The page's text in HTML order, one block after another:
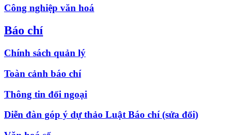
Công nghiệp văn hoá
Báo chí
Chính sách quản lý
Toàn cảnh báo chí
Thông tin đối ngoại
Diễn đàn góp ý dự thảo Luật Báo chí (sửa đổi)